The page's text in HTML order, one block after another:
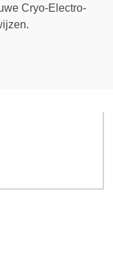
Cryo-Electro-